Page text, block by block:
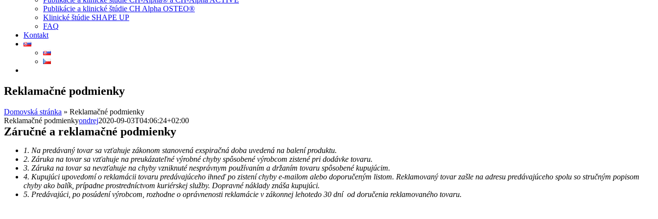
Publikácie a klinické štúdie CH Alpha OSTEO®
Klinické štúdie SHAPE UP
FAQ
Kontakt
Reklamačné podmienky
Domovská stránka » Reklamačné podmienky
Reklamačné podmienkyondrej2020-09-03T04:06:24+02:00
Záručné a reklamačné podmienky
1. Na predávaný tovar sa vzťahuje zákonom stanovená exspiračná doba uvedená na balení produktu.
2. Záruka na tovar sa vzťahuje na preukázateľné výrobné chyby spôsobené výrobcom zistené pri dodávke tovaru.
3. Záruka na tovar sa nevzťahuje na chyby vzniknuté nesprávnym používaním a držaním tovaru spôsobené kupujúcim.
4. Kupujúci upovedomí o reklamácii tovaru predávajúceho ihneď po zistení chyby e-mailom alebo doporučeným listom. Reklamovaný tovar zašle na adresu predávajúceho spolu so stručným popisom
chyby ako balík, prípadne prostredníctvom kuriérskej služby. Dopravné náklady znáša kupujúci.
5. Predávajúci, po posúdení výrobcom, rozhodne o oprávnenosti reklamácie v zákonnej lehotedo 30 dní od doručenia reklamovaného tovaru.